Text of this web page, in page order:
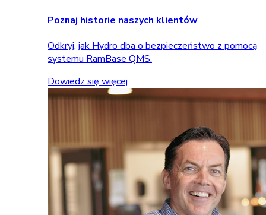
Poznaj historie naszych klientów
Odkryj, jak Hydro dba o bezpieczeństwo z pomocą
systemu RamBase QMS.
Dowiedz się więcej